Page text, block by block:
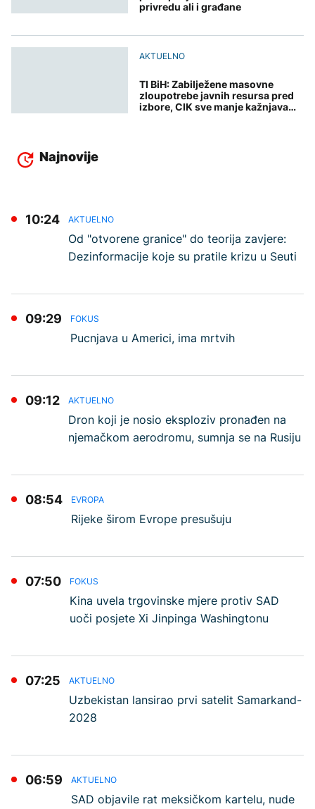
privredu ali i građane
AKTUELNO
TI BiH: Zabilježene masovne
zloupotrebe javnih resursa pred
izbore, CIK sve manje kažnjava
Najnovije
10:24 AKTUELNO
Od "otvorene granice" do teorija zavjere:
Dezinformacije koje su pratile krizu u Seuti
09:29 FOKUS
Pucnjava u Americi, ima mrtvih
09:12 AKTUELNO
Dron koji je nosio eksploziv pronađen na
njemačkom aerodromu, sumnja se na Rusiju
08:54 EVROPA
Rijeke širom Evrope presušuju
07:50 FOKUS
Kina uvela trgovinske mjere protiv SAD
uoči posjete Xi Jinpinga Washingtonu
07:25 AKTUELNO
Uzbekistan lansirao prvi satelit Samarkand-
2028
06:59 AKTUELNO
SAD objavile rat meksičkom kartelu, nude